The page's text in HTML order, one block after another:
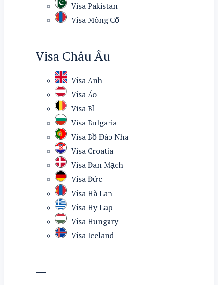
Visa Pakistan
Visa Mông Cổ
Visa Châu Âu
Visa Anh
Visa Áo
Visa Bỉ
Visa Bulgaria
Visa Bồ Đào Nha
Visa Croatia
Visa Đan Mạch
Visa Đức
Visa Hà Lan
Visa Hy Lạp
Visa Hungary
Visa Iceland
—